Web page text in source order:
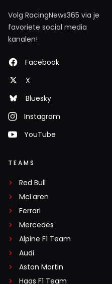
Volg RacingNews365 via je
favoriete social media
kanalen!
Facebook
X
Bluesky
Instagram
YouTube
TEAMS
Red Bull
McLaren
Ferrari
Mercedes
Alpine F1 Team
Audi
Aston Martin
Haas F1 Team